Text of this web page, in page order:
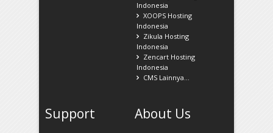
Indonesia
XOOPS Hosting
Indonesia
Zikula Hosting
Indonesia
Zencart Hosting
Indonesia
CMS Lainnya...
Support About Us